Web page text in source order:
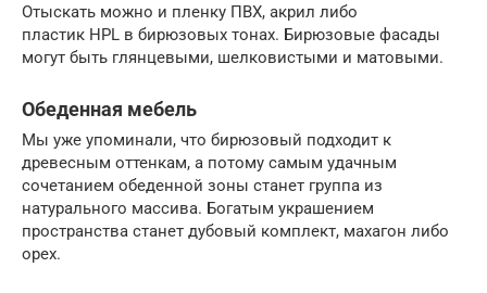
Отыскать можно и пленку ПВХ, акрил либо
пластик HPL в бирюзовых тонах. Бирюзовые фасады
могут быть глянцевыми, шелковистыми и матовыми.
Обеденная мебель
Мы уже упоминали, что бирюзовый подходит к
древесным оттенкам, а потому самым удачным
сочетанием обеденной зоны станет группа из
натурального массива. Богатым украшением
пространства станет дубовый комплект, махагон либо
орех.